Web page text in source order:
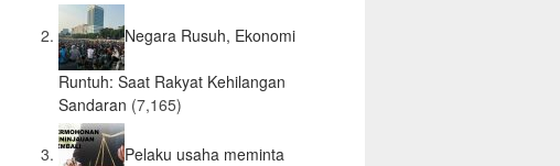
Negara Rusuh, Ekonomi
Runtuh: Saat Rakyat Kehilangan
Sandaran (7,165)
Pelaku usaha meminta